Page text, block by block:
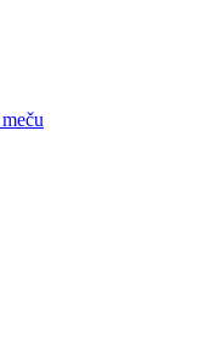
u Banjaluci
ligaško
Šampion turnira u
Crvene zvezde...
Pere Tešića